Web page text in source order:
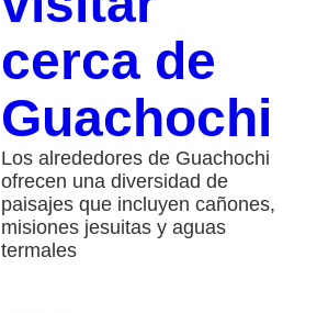
cerca de
Guachochi
Los alrededores de Guachochi
ofrecen una diversidad de
paisajes que incluyen cañones,
misiones jesuitas y aguas
termales